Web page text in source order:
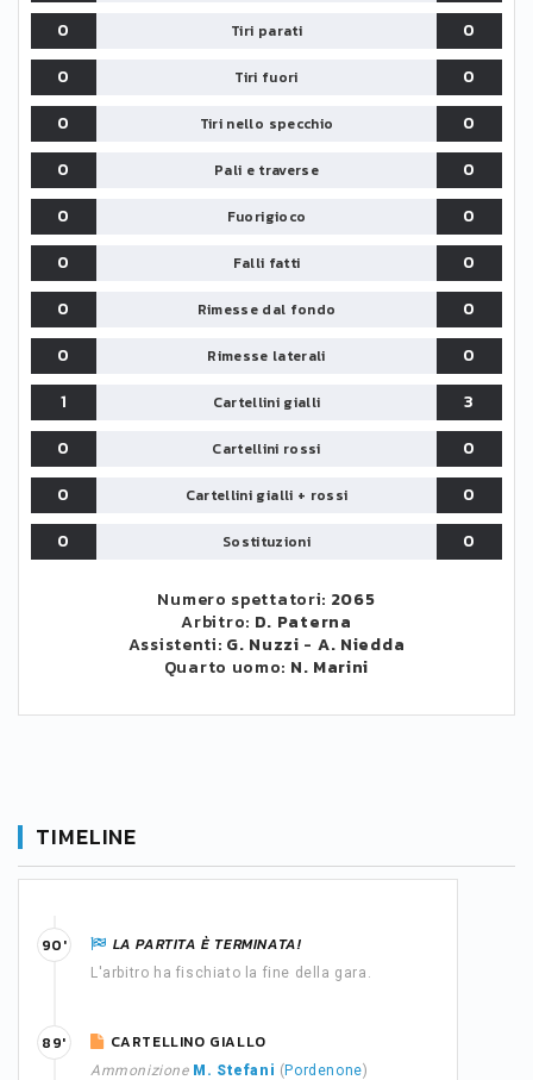
0 Tiri parati
0
0
Tiri fuori
0
0
Tiri nello specchio
0
0
Pali e traverse
0
0
Fuorigioco
0
0
Falli fatti
0
0
Rimesse dal fondo
0
0
Rimesse laterali
0
1
Cartellini gialli
3
0
Cartellini rossi
0
0
Cartellini gialli + rossi
0
0
Sostituzioni 0
Numero spettatori: 2065
Arbitro: D. Paterna
Assistenti: G. Nuzzi - A. Niedda
Quarto uomo: N. Marini
TIMELINE
LA PARTITA È TERMINATA!
L'arbitro ha fischiato la fine della gara.
90'
CARTELLINO GIALLO
Ammonizione M. Stefani ( Pordenone)
89'